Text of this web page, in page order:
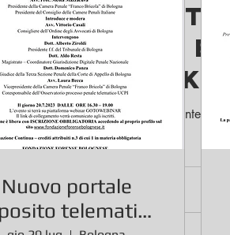
mail e
è
in primo grado e successivamente
Nuovo portale
telematico